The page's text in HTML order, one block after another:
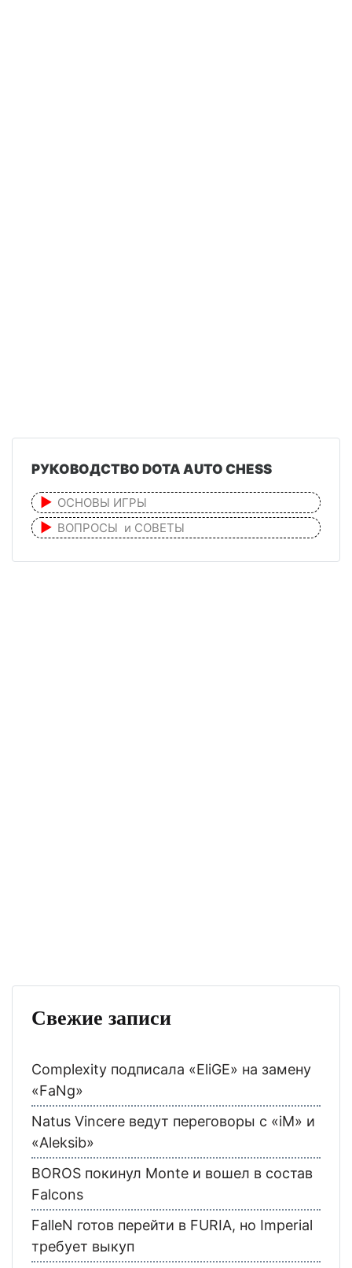
РУКОВОДСТВО DOTA AUTO CHESS
ОСНОВЫ ИГРЫ
ВОПРОСЫ и СОВЕТЫ
Свежие записи
Complexity подписала «EliGE» на замену
«FaNg»
Natus Vincere ведут переговоры с «iM» и
«Aleksib»
BOROS покинул Monte и вошел в состав
Falcons
FalleN готов перейти в FURIA, но Imperial
требует выкуп